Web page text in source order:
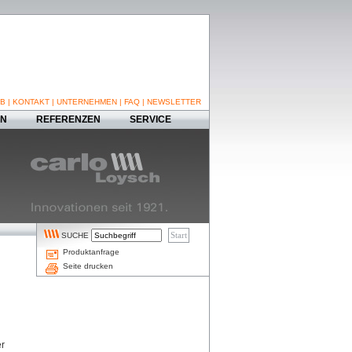
| KONTAKT | UNTERNEHMEN | FAQ | NEWSLETTER
REFERENZEN
SERVICE
SUCHE
Produktanfrage
Seite drucken